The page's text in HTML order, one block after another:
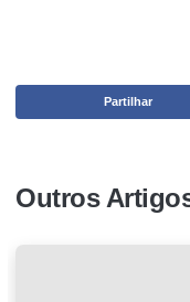
Partilhar
Outros